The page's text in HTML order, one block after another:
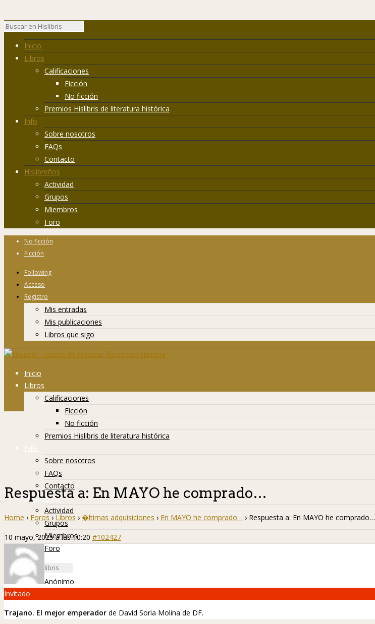
Inicio
Libros
Calificaciones
Ficción
No ficción
Premios Hislibris de literatura histórica
Info
Sobre nosotros
FAQs
Contacto
Hislibreños
Actividad
Grupos
Miembros
Foro
No ficción
Ficción
Following
Acceso
Registro
Mis entradas
Mis publicaciones
Libros que sigo
Inicio
Libros
Calificaciones
Ficción
No ficción
Premios Hislibris de literatura histórica
Info
Sobre nosotros
FAQs
Contacto
Hislibreños
Actividad
Grupos
Miembros
Foro
Respuesta a: En MAYO he comprado…
Home › Foros › Libros › �ltimas adquisiciones › En MAYO he comprado… › Respuesta a: En MAYO he comprado…
10 mayo, 2025 a las 10:20 #102427
Anónimo
Invitado
Trajano. El mejor emperador de David Soria Molina de DF.